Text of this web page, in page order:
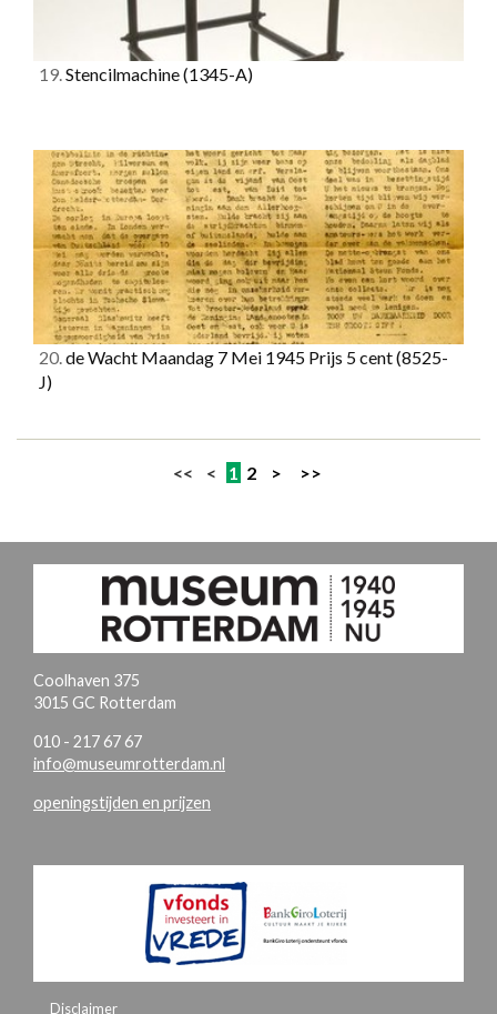
19.Stencilmachine(1345-A)
20.de Wacht Maandag 7 Mei 1945 Prijs 5 cent(8525-
J)
<< < 1 2 > >>
Coolhaven 375
3015 GC Rotterdam
010 - 217 67 67
info@museumrotterdam.nl
openingstijden en prijzen
Disclaimer